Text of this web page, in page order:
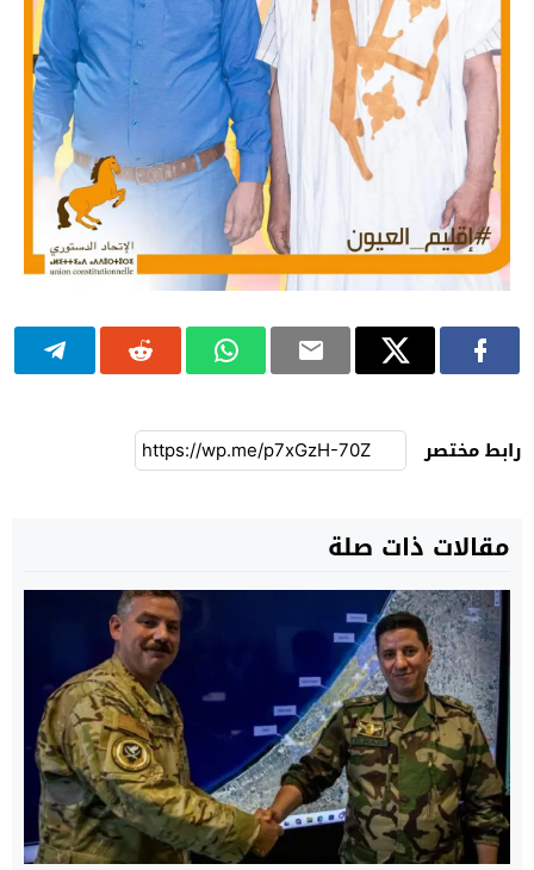
رابط مختصر
مقالات ذات صلة